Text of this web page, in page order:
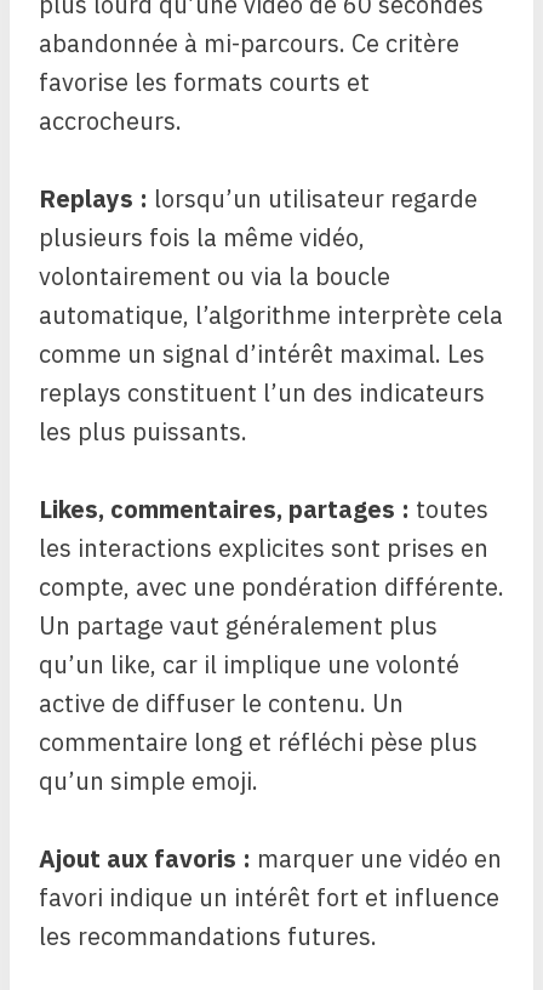
abandonnée à mi-parcours. Ce critère
favorise les formats courts et
accrocheurs.
Replays : lorsqu’un utilisateur regarde
plusieurs fois la même vidéo,
volontairement ou via la boucle
automatique, l’algorithme interprète cela
comme un signal d’intérêt maximal. Les
replays constituent l’un des indicateurs
les plus puissants.
Likes, commentaires, partages : toutes
les interactions explicites sont prises en
compte, avec une pondération différente.
Un partage vaut généralement plus
qu’un like, car il implique une volonté
active de diffuser le contenu. Un
commentaire long et réfléchi pèse plus
qu’un simple emoji.
Ajout aux favoris : marquer une vidéo en
favori indique un intérêt fort et influence
les recommandations futures.